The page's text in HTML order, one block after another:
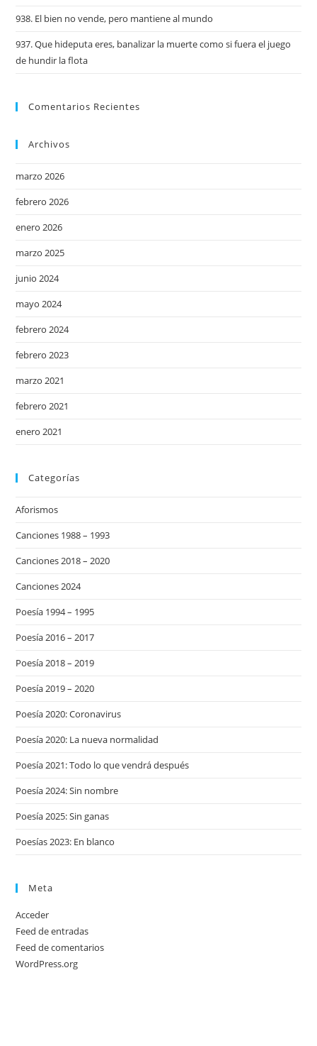
938. El bien no vende, pero mantiene al mundo
937. Que hideputa eres, banalizar la muerte como si fuera el juego
de hundir la flota
Comentarios Recientes
Archivos
marzo 2026
febrero 2026
enero 2026
marzo 2025
junio 2024
mayo 2024
febrero 2024
febrero 2023
marzo 2021
febrero 2021
enero 2021
Categorías
Aforismos
Canciones 1988 – 1993
Canciones 2018 – 2020
Canciones 2024
Poesía 1994 – 1995
Poesía 2016 – 2017
Poesía 2018 – 2019
Poesía 2019 – 2020
Poesía 2020: Coronavirus
Poesía 2020: La nueva normalidad
Poesía 2021: Todo lo que vendrá después
Poesía 2024: Sin nombre
Poesía 2025: Sin ganas
Poesías 2023: En blanco
Meta
Acceder
Feed de entradas
Feed de comentarios
WordPress.org